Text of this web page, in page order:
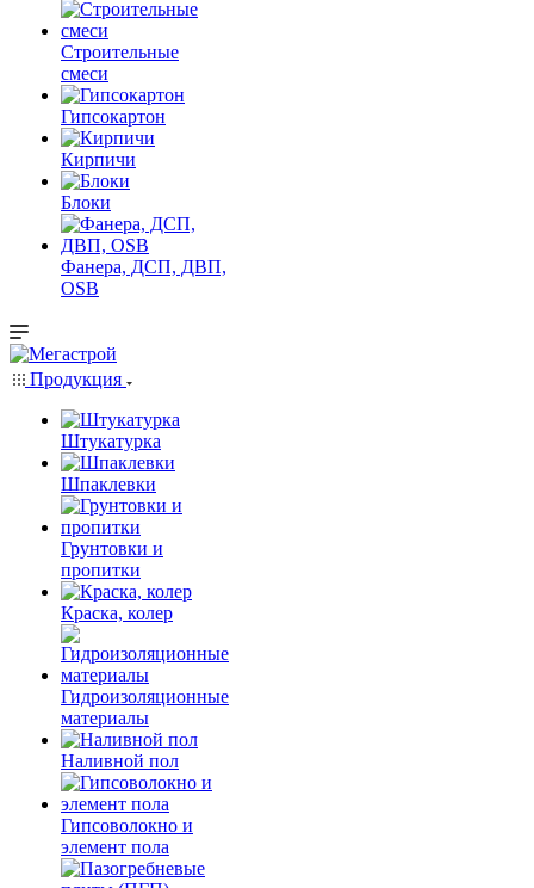
Строительные
смеси
Гипсокартон
Кирпичи
Блоки
Фанера, ДСП, ДВП,
OSB
Продукция
Штукатурка
Шпаклевки
Грунтовки и
пропитки
Краска, колер
Гидроизоляционные
материалы
Наливной пол
Гипсоволокно и
элемент пола